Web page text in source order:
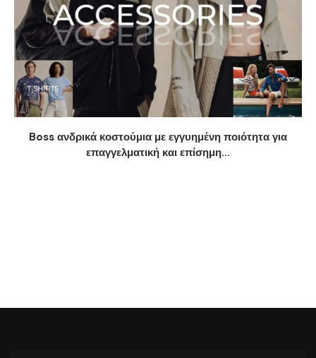
Boss ανδρικά κοστούμια με εγγυημένη ποιότητα για
επαγγελματική και επίσημη...